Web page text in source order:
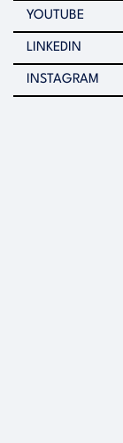
YOUTUBE
LINKEDIN
INSTAGRAM